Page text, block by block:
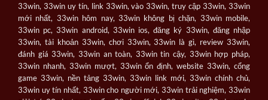
33win, 33win uy tín, link 33win, vào 33win, truy cập 33win, 33win
mới nhất, 33win hôm nay, 33win không bị chặn, 33win mobile,
33win pc, 33win android, 33win ios, đăng ký 33win, đăng nhập
33win, tài khoản 33win, chơi 33win, 33win là gì, review 33win,
đánh giá 33win, 33win an toàn, 33win tin cậy, 33win hợp pháp,
33win nhanh, 33win mượt, 33win ổn định, website 33win, cổng
game 33win, nền tảng 33win, 33win link mới, 33win chính chủ,
33win uy tín nhất, 33win cho người mới, 33win trải nghiệm, 33win